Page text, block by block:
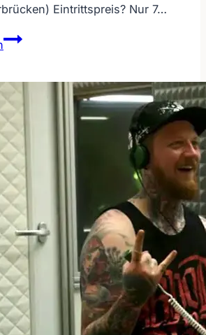
Eintrittspreis? Nur 7…
JOMI
lautlos